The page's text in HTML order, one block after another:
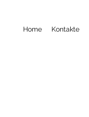
Home Kontakte